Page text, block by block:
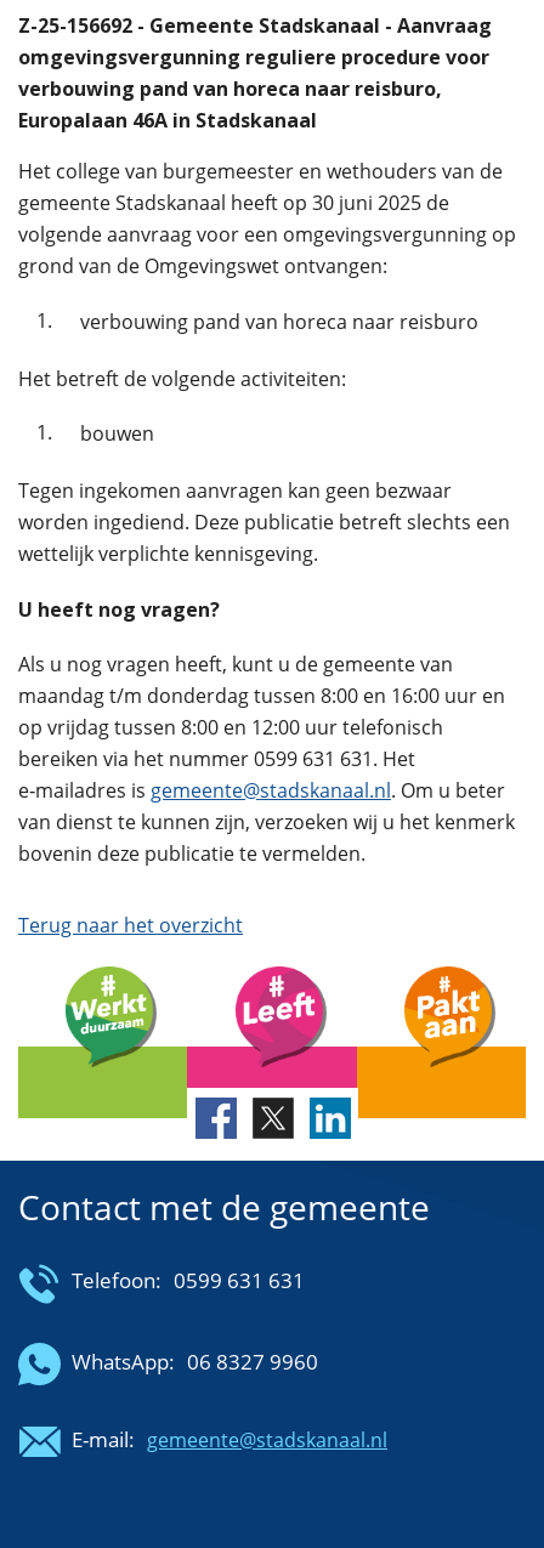
Z-25-156692 - Gemeente Stadskanaal - Aanvraag
omgevingsvergunning reguliere procedure voor
verbouwing pand van horeca naar reisburo,
Europalaan 46A in Stadskanaal
Het college van burgemeester en wethouders van de
gemeente Stadskanaal heeft op 30 juni 2025 de
volgende aanvraag voor een omgevingsvergunning op
grond van de Omgevingswet ontvangen:
1. verbouwing pand van horeca naar reisburo
Het betreft de volgende activiteiten:
1. bouwen
Tegen ingekomen aanvragen kan geen bezwaar
worden ingediend. Deze publicatie betreft slechts een
wettelijk verplichte kennisgeving.
U heeft nog vragen?
Als u nog vragen heeft, kunt u de gemeente van
maandag t/m donderdag tussen 8:00 en 16:00 uur en
op vrijdag tussen 8:00 en 12:00 uur telefonisch
bereiken via het nummer 0599 631 631. Het
e‑mailadres is gemeente@stadskanaal.nl. Om u beter
van dienst te kunnen zijn, verzoeken wij u het kenmerk
bovenin deze publicatie te vermelden.
Terug naar het overzicht
Contact met de gemeente
Telefoon: 0599 631 631
WhatsApp: 06 8327 9960
E-mail: gemeente@stadskanaal.nl